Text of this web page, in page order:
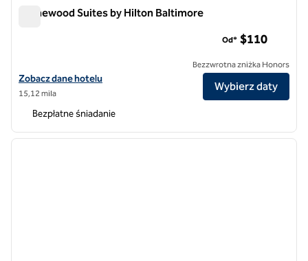
Homewood Suites by Hilton Baltimore
Zobacz szczegóły hotelu Homewood Suites by Hilton Baltimore
Zobacz dane hotelu
15,12 mila
Od* $110
Bezzwrotna zniżka Honors
Wybierz daty
Bezpłatne śniadanie
1 z 12